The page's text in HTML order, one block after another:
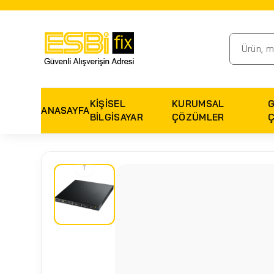
ANASAYFA
KIŞISEL
BILGISAYAR
KURUMSAL
ÇÖZÜMLER
↑